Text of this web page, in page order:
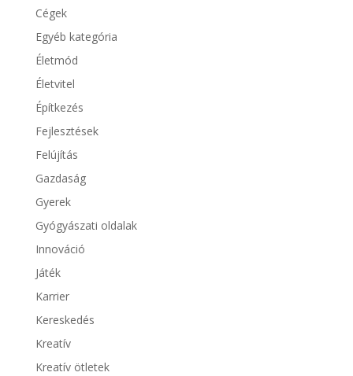
Cégek
Egyéb kategória
Életmód
Életvitel
Építkezés
Fejlesztések
Felújítás
Gazdaság
Gyerek
Gyógyászati oldalak
Innováció
Játék
Karrier
Kereskedés
Kreatív
Kreatív ötletek